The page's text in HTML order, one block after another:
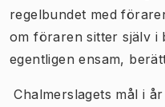
regelbundet med
om föraren sitter själv i
egentligen ensam,
Chalmerslagets mål i